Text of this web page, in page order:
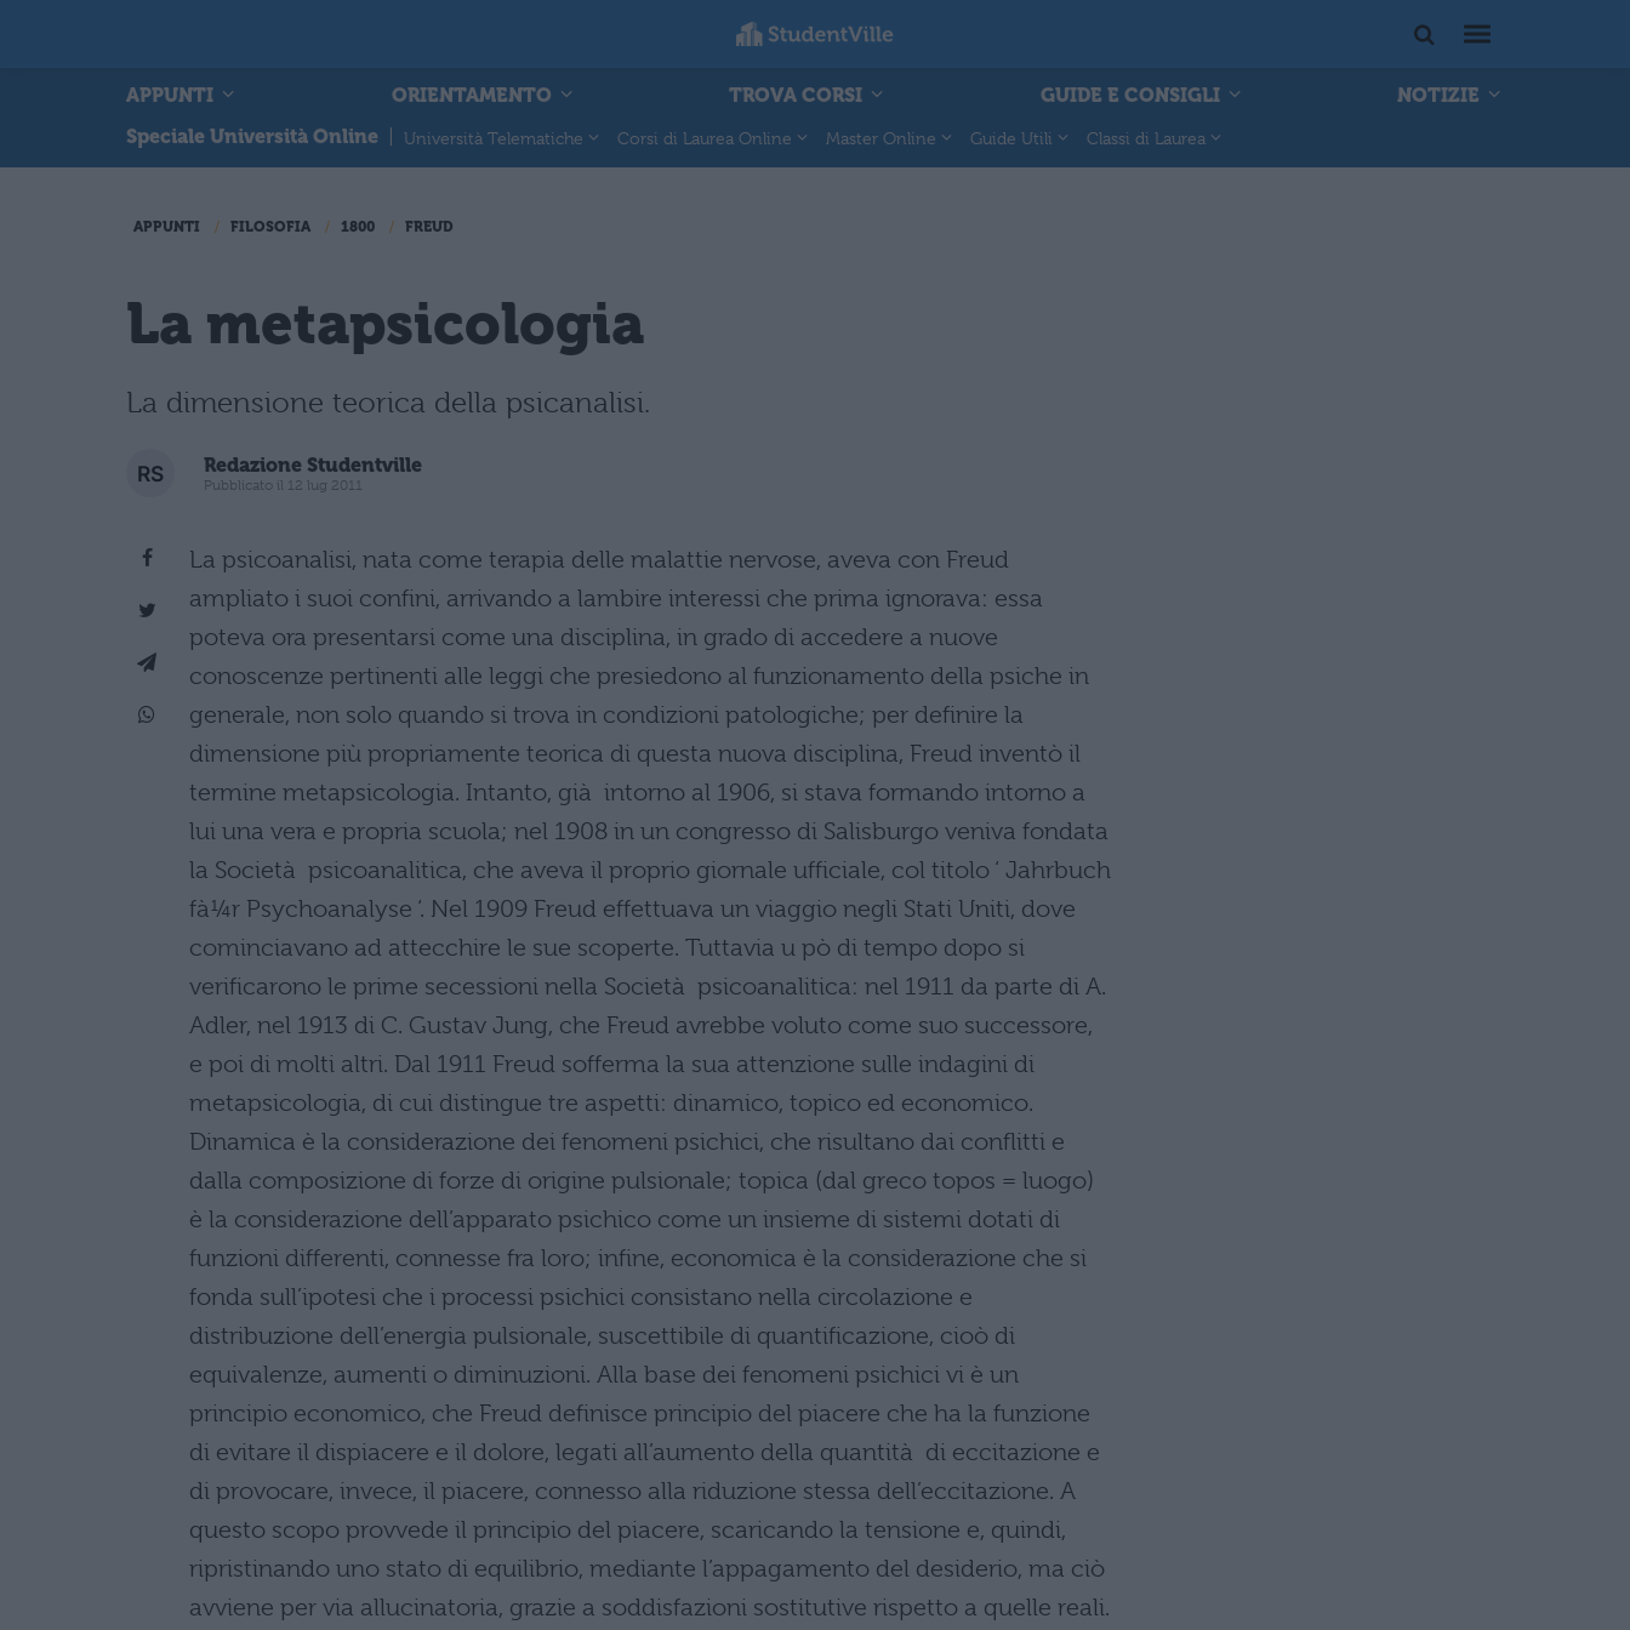
APPUNTI ORIENTAMENTO TROVA CORSI GUIDE E CONSIGLI
NOTIZIE
Speciale Università Online
Università Telematiche Corsi di Laurea Online Master Online Guide Utili Classi di Laurea
APPUNTI FILOSOFIA 1800 FREUD
La metapsicologia
La dimensione teorica della psicanalisi.
Redazione Studentville
Pubblicato il 12 lug 2011
La psicoanalisi, nata come terapia delle malattie nervose, aveva con Freud
ampliato i suoi confini, arrivando a lambire interessi che prima ignorava: essa
poteva ora presentarsi come una disciplina, in grado di accedere a nuove
conoscenze pertinenti alle leggi che presiedono al funzionamento della psiche in
generale, non solo quando si trova in condizioni patologiche; per definire la
dimensione più propriamente teorica di questa nuova disciplina, Freud inventò il
termine metapsicologia. Intanto, già intorno al 1906, si stava formando intorno a
lui una vera e propria scuola; nel 1908 in un congresso di Salisburgo veniva fondata
la Società psicoanalitica, che aveva il proprio giornale ufficiale, col titolo ‘ Jahrbuch
fà¼r Psychoanalyse ‘. Nel 1909 Freud effettuava un viaggio negli Stati Uniti, dove
cominciavano ad attecchire le sue scoperte. Tuttavia u pò di tempo dopo si
verificarono le prime secessioni nella Società psicoanalitica: nel 1911 da parte di A.
Adler, nel 1913 di C. Gustav Jung, che Freud avrebbe voluto come suo successore,
e poi di molti altri. Dal 1911 Freud sofferma la sua attenzione sulle indagini di
metapsicologia, di cui distingue tre aspetti: dinamico, topico ed economico.
Dinamica è la considerazione dei fenomeni psichici, che risultano dai conflitti e
dalla composizione di forze di origine pulsionale; topica (dal greco topos = luogo)
è la considerazione dell’apparato psichico come un insieme di sistemi dotati di
funzioni differenti, connesse fra loro; infine, economica è la considerazione che si
fonda sull’ipotesi che i processi psichici consistano nella circolazione e
distribuzione dell’energia pulsionale, suscettibile di quantificazione, cioò di
equivalenze, aumenti o diminuzioni. Alla base dei fenomeni psichici vi è un
principio economico, che Freud definisce principio del piacere che ha la funzione
di evitare il dispiacere e il dolore, legati all’aumento della quantità di eccitazione e
di provocare, invece, il piacere, connesso alla riduzione stessa dell’eccitazione. A
questo scopo provvede il principio del piacere, scaricando la tensione e, quindi,
ripristinando uno stato di equilibrio, mediante l’appagamento del desiderio, ma ciò
avviene per via allucinatoria, grazie a soddisfazioni sostitutive rispetto a quelle reali.